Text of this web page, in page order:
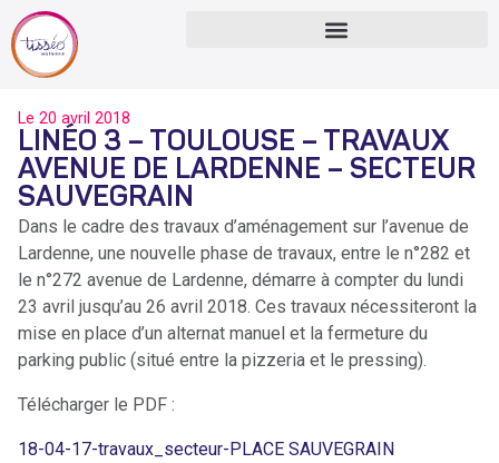
Le 20 avril 2018
LINÉO 3 – TOULOUSE – TRAVAUX
AVENUE DE LARDENNE – SECTEUR
SAUVEGRAIN
Dans le cadre des travaux d’aménagement sur l’avenue de
Lardenne, une nouvelle phase de travaux, entre le n°282 et
le n°272 avenue de Lardenne, démarre à compter du lundi
23 avril jusqu’au 26 avril 2018. Ces travaux nécessiteront la
mise en place d’un alternat manuel et la fermeture du
parking public (situé entre la pizzeria et le pressing).
Télécharger le PDF :
18-04-17-travaux_secteur-PLACE SAUVEGRAIN